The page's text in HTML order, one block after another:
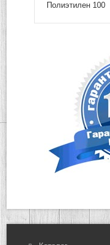
Полиэтилен 100